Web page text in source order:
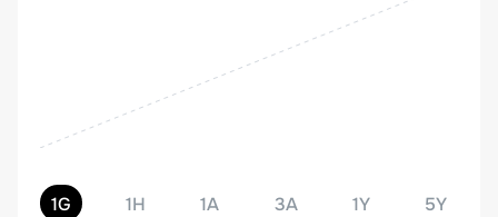
1G 1H 1A 3A 1Y 5Y